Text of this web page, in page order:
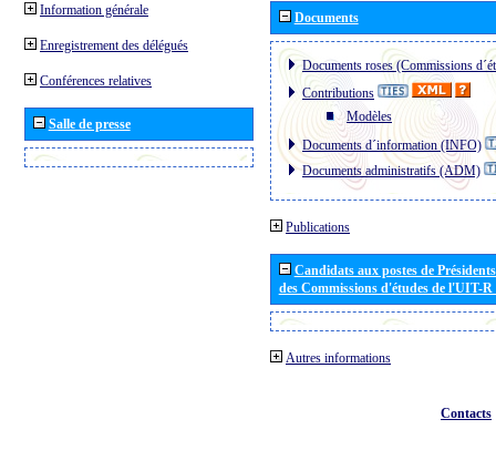
Information générale
Enregistrement des délégués
Conférences relatives
Salle de presse
Documents
Documents roses (Commissions
Contributions
Modèles
Documents d´information (INFO)
Documents administratifs (ADM)
Publications
Candidats aux postes de
des Commissions d'études de l'UIT-
Autres informations
Contacts